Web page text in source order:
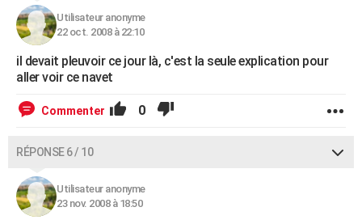
Utilisateur anonyme
22 oct. 2008 à 22:10
il devait pleuvoir ce jour là, c'est la seule explication pour
aller voir ce navet
Commenter 0
RÉPONSE 6 / 10
Utilisateur anonyme
23 nov. 2008 à 18:50